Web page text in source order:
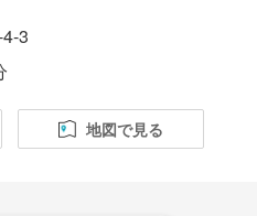
3
地図で見る